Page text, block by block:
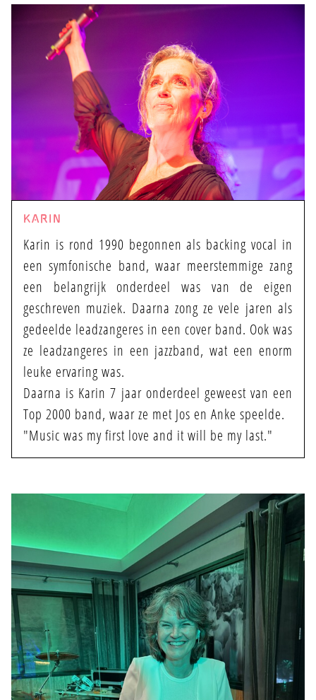
KARIN
Karin is rond 1990 begonnen als backing vocal in
een symfonische band, waar meerstemmige zang
een belangrijk onderdeel was van de eigen
geschreven muziek. Daarna zong ze vele jaren als
gedeelde leadzangeres in een cover band. Ook was
ze leadzangeres in een jazzband, wat een enorm
leuke ervaring was.
Daarna is Karin 7 jaar onderdeel geweest van een
Top 2000 band, waar ze met Jos en Anke speelde.
"Music was my first love and it will be my last."